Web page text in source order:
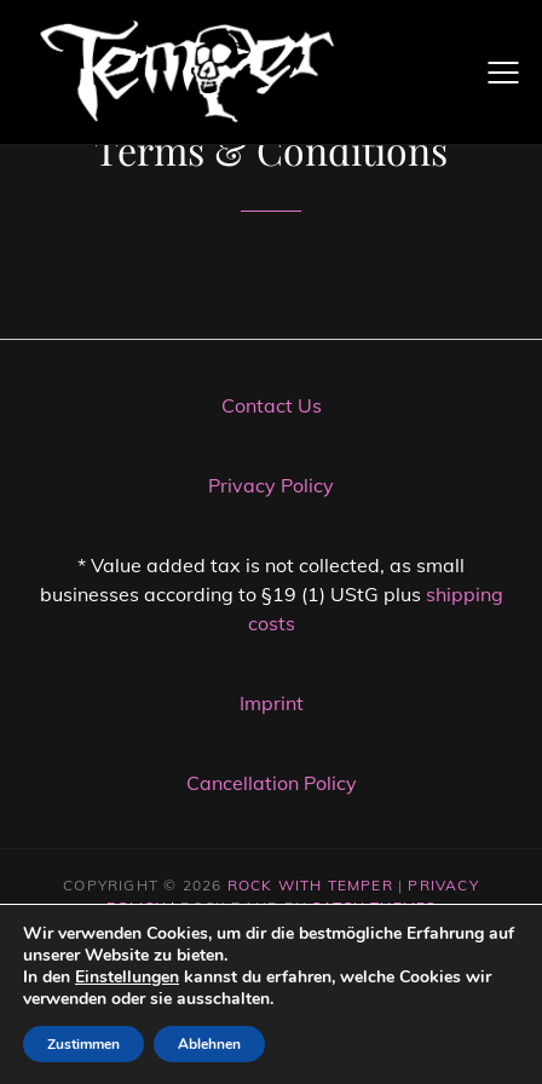
Terms & Conditions
Contact Us
Privacy Policy
* Value added tax is not collected, as small
businesses according to §19 (1) UStG plus shipping
costs
Imprint
Cancellation Policy
COPYRIGHT © 2026 ROCK WITH TEMPER | PRIVACY
POLICY|ROCK BAND BYCATCH THEMES
Wir verwenden Cookies, um dir die bestmögliche Erfahrung auf
unserer Website zu bieten.
In den Einstellungen kannst du erfahren, welche Cookies wir
verwenden oder sie ausschalten.
Zustimmen Ablehnen